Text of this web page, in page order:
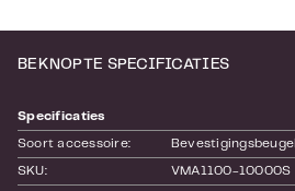
BEKNOPTE SPECIFICATIES
Specificaties
Soort accessoire: Bevestigingsbeugel
SKU: VMA1100-10000S